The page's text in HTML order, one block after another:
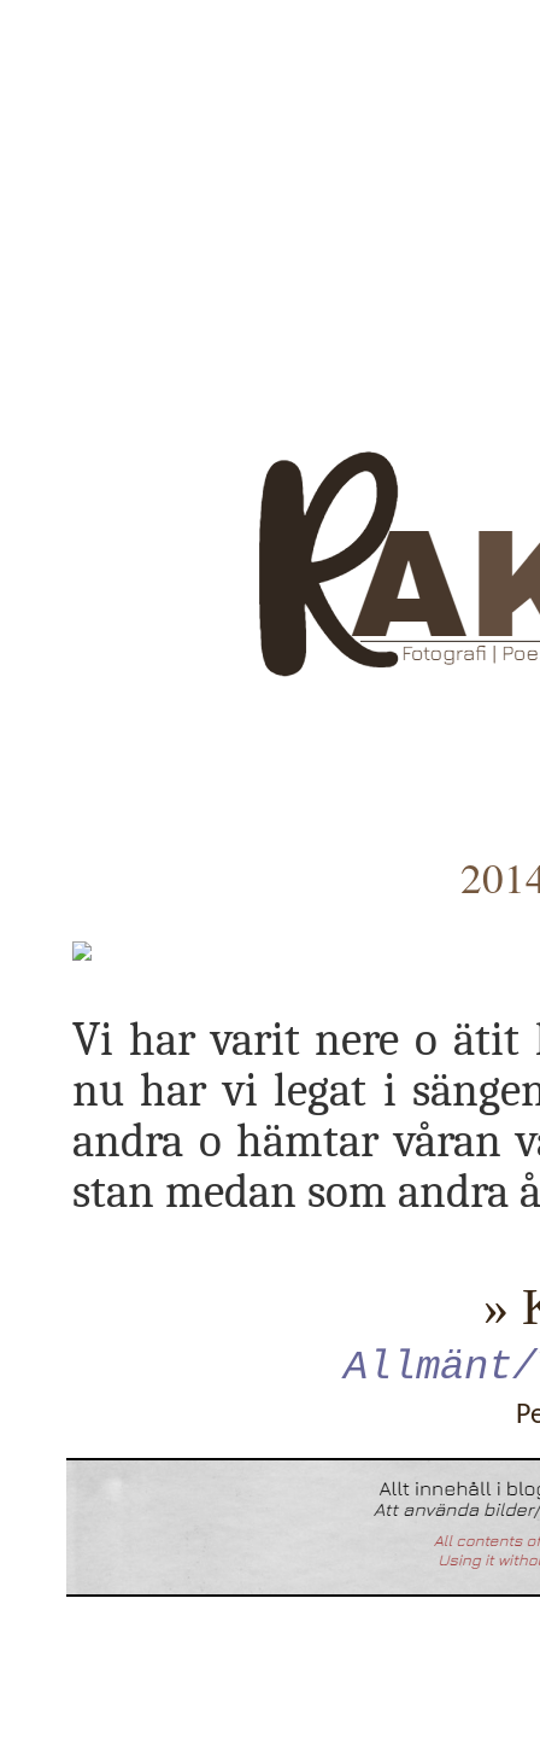
Vi har varit nere o ätit
nu har vi legat i
andra o hämtar våran
stan medan som andra
»
Allmänt/